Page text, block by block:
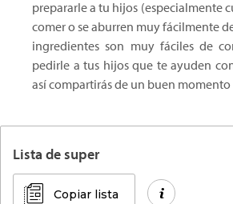
prepararle a tu hijos (especialmente
comer o se aburren muy fácilmente
ingredientes son muy fáciles de
pedirle a tus hijos que te ayuden
así compartirás de un buen
Lista de super
Copiar lista